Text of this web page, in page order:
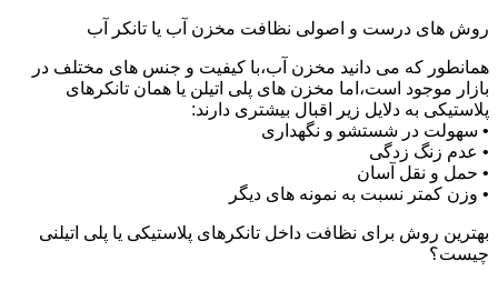
روش های درست و اصولی نظافت مخزن آب یا تانکر آب
همانطور که می دانید مخزن آب،با کیفیت و جنس های مختلف در
بازار موجود است،اما مخزن های پلی اتیلن یا همان تانکرهای
پلاستیکی به دلایل زیر اقبال بیشتری دارند:
• سهولت در شستشو و نگهداری
• عدم زنگ زدگی
• حمل و نقل آسان
• وزن کمتر نسبت به نمونه های دیگر
بهترین روش برای نظافت داخل تانکرهای پلاستیکی یا پلی اتیلنی
چیست؟